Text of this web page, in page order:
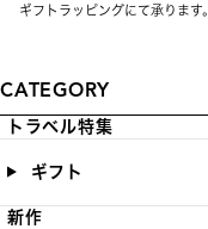
ギフトラッピングにて承ります。
CATEGORY
トラベル特集
ギフト
新作